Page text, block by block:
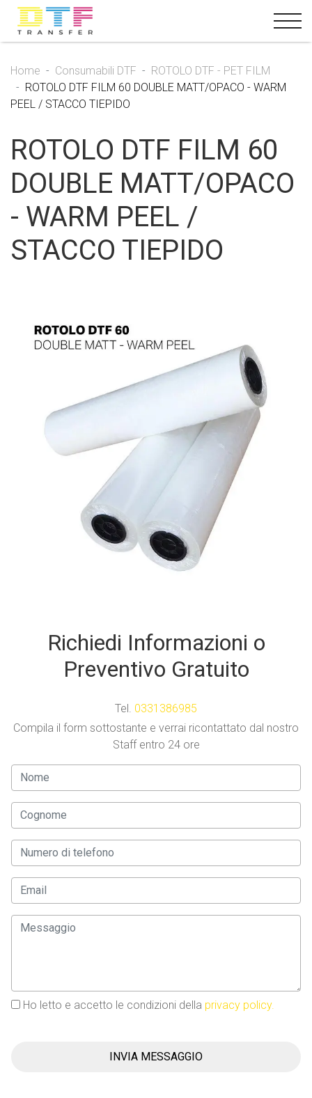
Home Consumabili DTF
ROTOLO DTF - PET FILM
ROTOLO DTF FILM 60 DOUBLE MATT/OPACO - WARM
PEEL / STACCO TIEPIDO
ROTOLO DTF FILM 60
DOUBLE MATT/OPACO
- WARM PEEL /
STACCO TIEPIDO
Richiedi Informazioni o
Preventivo Gratuito
Tel. 0331386985
Compila il form sottostante e verrai ricontattato dal nostro
Staff entro 24 ore
Ho letto e accetto le condizioni della privacy policy.
INVIA MESSAGGIO